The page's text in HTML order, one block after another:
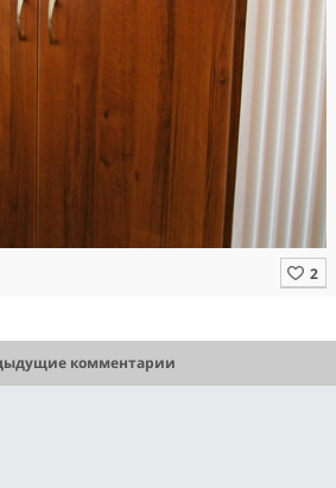
комментарии